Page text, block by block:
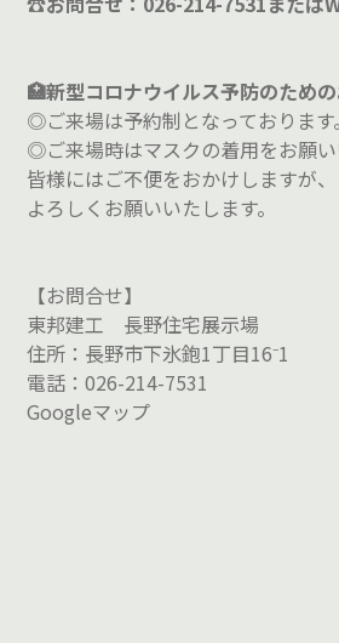
🏥新型コロナウイルス予防のため
◎ご来場は予約制となっております。
◎ご来場時はマスクの着用をお願い
皆様にはご不便をおかけしますが
よろしくお願いいたします。
【お問合せ】
東邦建工 長野住宅展示場
住所：長野市下氷鉋1丁目16⁻1
電話：026-214-7531
Googleマップ